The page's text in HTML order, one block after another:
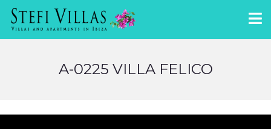
A-0225 VILLA FELICO